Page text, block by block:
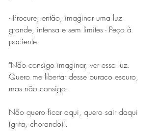
- Procure, então, imaginar uma luz
grande, intensa e sem limites - Peço à
paciente.
"Não consigo imaginar, ver essa luz.
Quero me libertar desse buraco escuro,
mas não consigo.
Não quero ficar aqui, quero sair daqui
(grita, chorando)".